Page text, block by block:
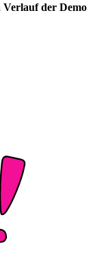
Verlauf der Demo